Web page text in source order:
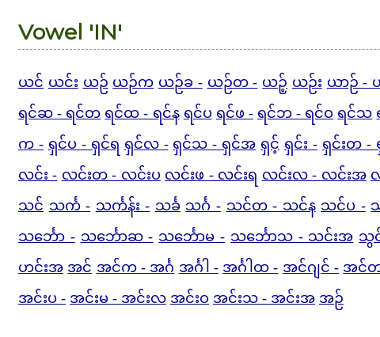
Vowel 'IN'
ယင် ယင်း ယဉ် ယဉ်က ယဉ်ခ - ယဉ်တ - ယဉ့် ယဉ်း ယာဉ် -
ရင်ဆ - ရင်တ ရင်ထ - ရင်န ရင်ပ ရင်ဖ - ရင်ဘ - ရင်ဝ ရင်သ
က - ရှင်ပ - ရှင်ရ ရှင်လ - ရှင်သ - ရှင်အ ရှင့် ရှင်း - ရှင်းတ -
လင်း - လင်းတ - လင်းပ လင်းဖ - လင်းရ လင်းလ - လင်းအ
သင် သင်္က - သင်္ကန်း - သင်္ခ သင်္ဂ - သင်တ - သင်န သင်ပ -
သင်္ဘော - သင်္ဘောဆ - သင်္ဘောမ - သင်္ဘောသ - သင်းအ သွ
ဟင်းအ အင် အင်က - အင်္ဂ အင်္ဂါ - အင်္ဂါထ - အင်ဂျင် - အင်
အင်းပ - အင်းမ - အင်းလ အင်းဝ အင်းသ - အင်းအ အဉ်